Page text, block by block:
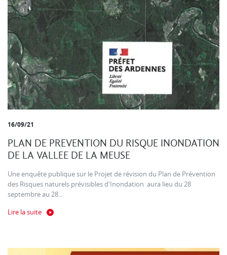
16/09/21
PLAN DE PREVENTION DU RISQUE INONDATION
DE LA VALLEE DE LA MEUSE
Une enquête publique sur le Projet de révision du Plan de Prévention
des Risques naturels prévisibles d'Inondation aura lieu du 28
septembre au 28...
Lire la suite